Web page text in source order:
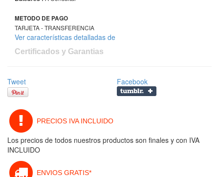
METODO DE PAGO
TARJETA - TRANSFERENCIA
Ver características detalladas de
Certificados y Garantias
Tweet Facebook
PRECIOS IVA INCLUIDO
Los precios de todos nuestros productos son finales y con IVA
INCLUIDO
ENVIOS GRATIS*